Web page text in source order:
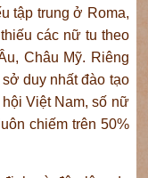
tập trung ở Roma,
các nữ tu theo
Châu Mỹ. Riêng
duy nhất đào tạo
Việt Nam, số nữ
chiếm trên 50%